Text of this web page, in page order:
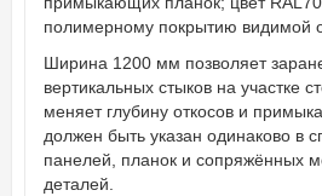
полимерному покрытию видимой
Ширина 1200 мм позволяет
вертикальных стыков на участке
меняет глубину откосов и
должен быть указан одинаково в
панелей, планок и сопряжённых
деталей.